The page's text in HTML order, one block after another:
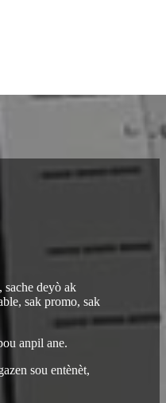
deyò ak
sak promo, sak
anpil ane.
sou entènèt,